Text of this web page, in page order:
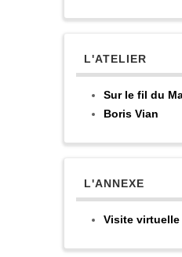
L'ATELIER
Sur le fil du
Boris Vian
L'ANNEXE
Visite virtuelle